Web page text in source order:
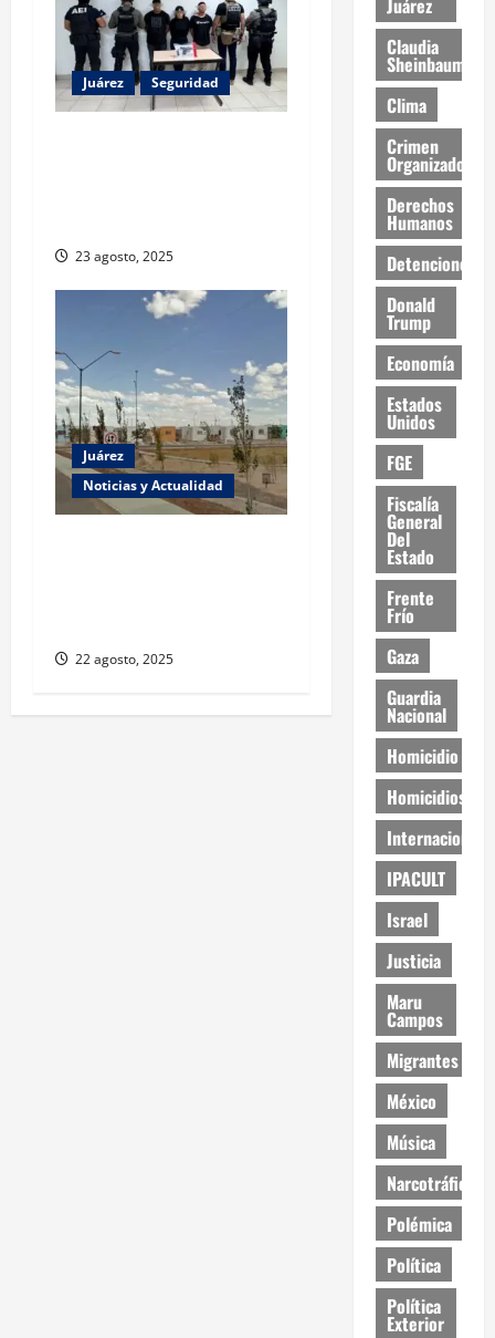
Juárez Seguridad
23 agosto, 2025
Juárez
Noticias y Actualidad
22 agosto, 2025
Juárez
Claudia
Sheinbaum
Clima
Crimen
Organizado
Derechos
Humanos
Detenciones
Donald
Trump
Economía
Estados
Unidos
FGE
Fiscalía
General
Del
Estado
Frente
Frío
Gaza
Guardia
Nacional
Homicidio
Homicidios
Internacional
IPACULT
Israel
Justicia
Maru
Campos
Migrantes
México
Música
Narcotráfico
Polémica
Política
Política
Exterior